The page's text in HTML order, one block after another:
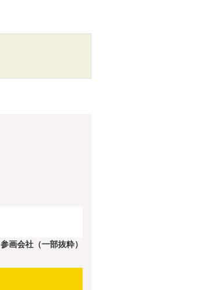
参画会社（一部抜粋）